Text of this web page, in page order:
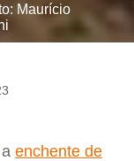
Maurício
enchente de